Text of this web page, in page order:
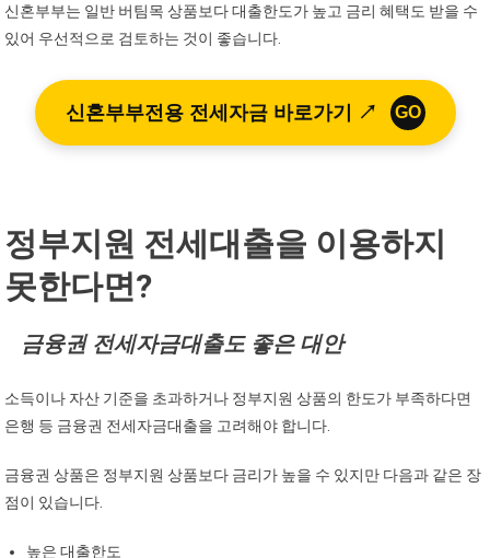
신혼부부는 일반 버팀목 상품보다 대출한도가 높고 금리 혜택도 받을 수
있어 우선적으로 검토하는 것이 좋습니다.
신혼부부전용 전세자금 바로가기 ↗ GO
정부지원 전세대출을 이용하지
못한다면?
금융권 전세자금대출도 좋은 대안
소득이나 자산 기준을 초과하거나 정부지원 상품의 한도가 부족하다면
은행 등 금융권 전세자금대출을 고려해야 합니다.
금융권 상품은 정부지원 상품보다 금리가 높을 수 있지만 다음과 같은 장
점이 있습니다.
높은 대출한도